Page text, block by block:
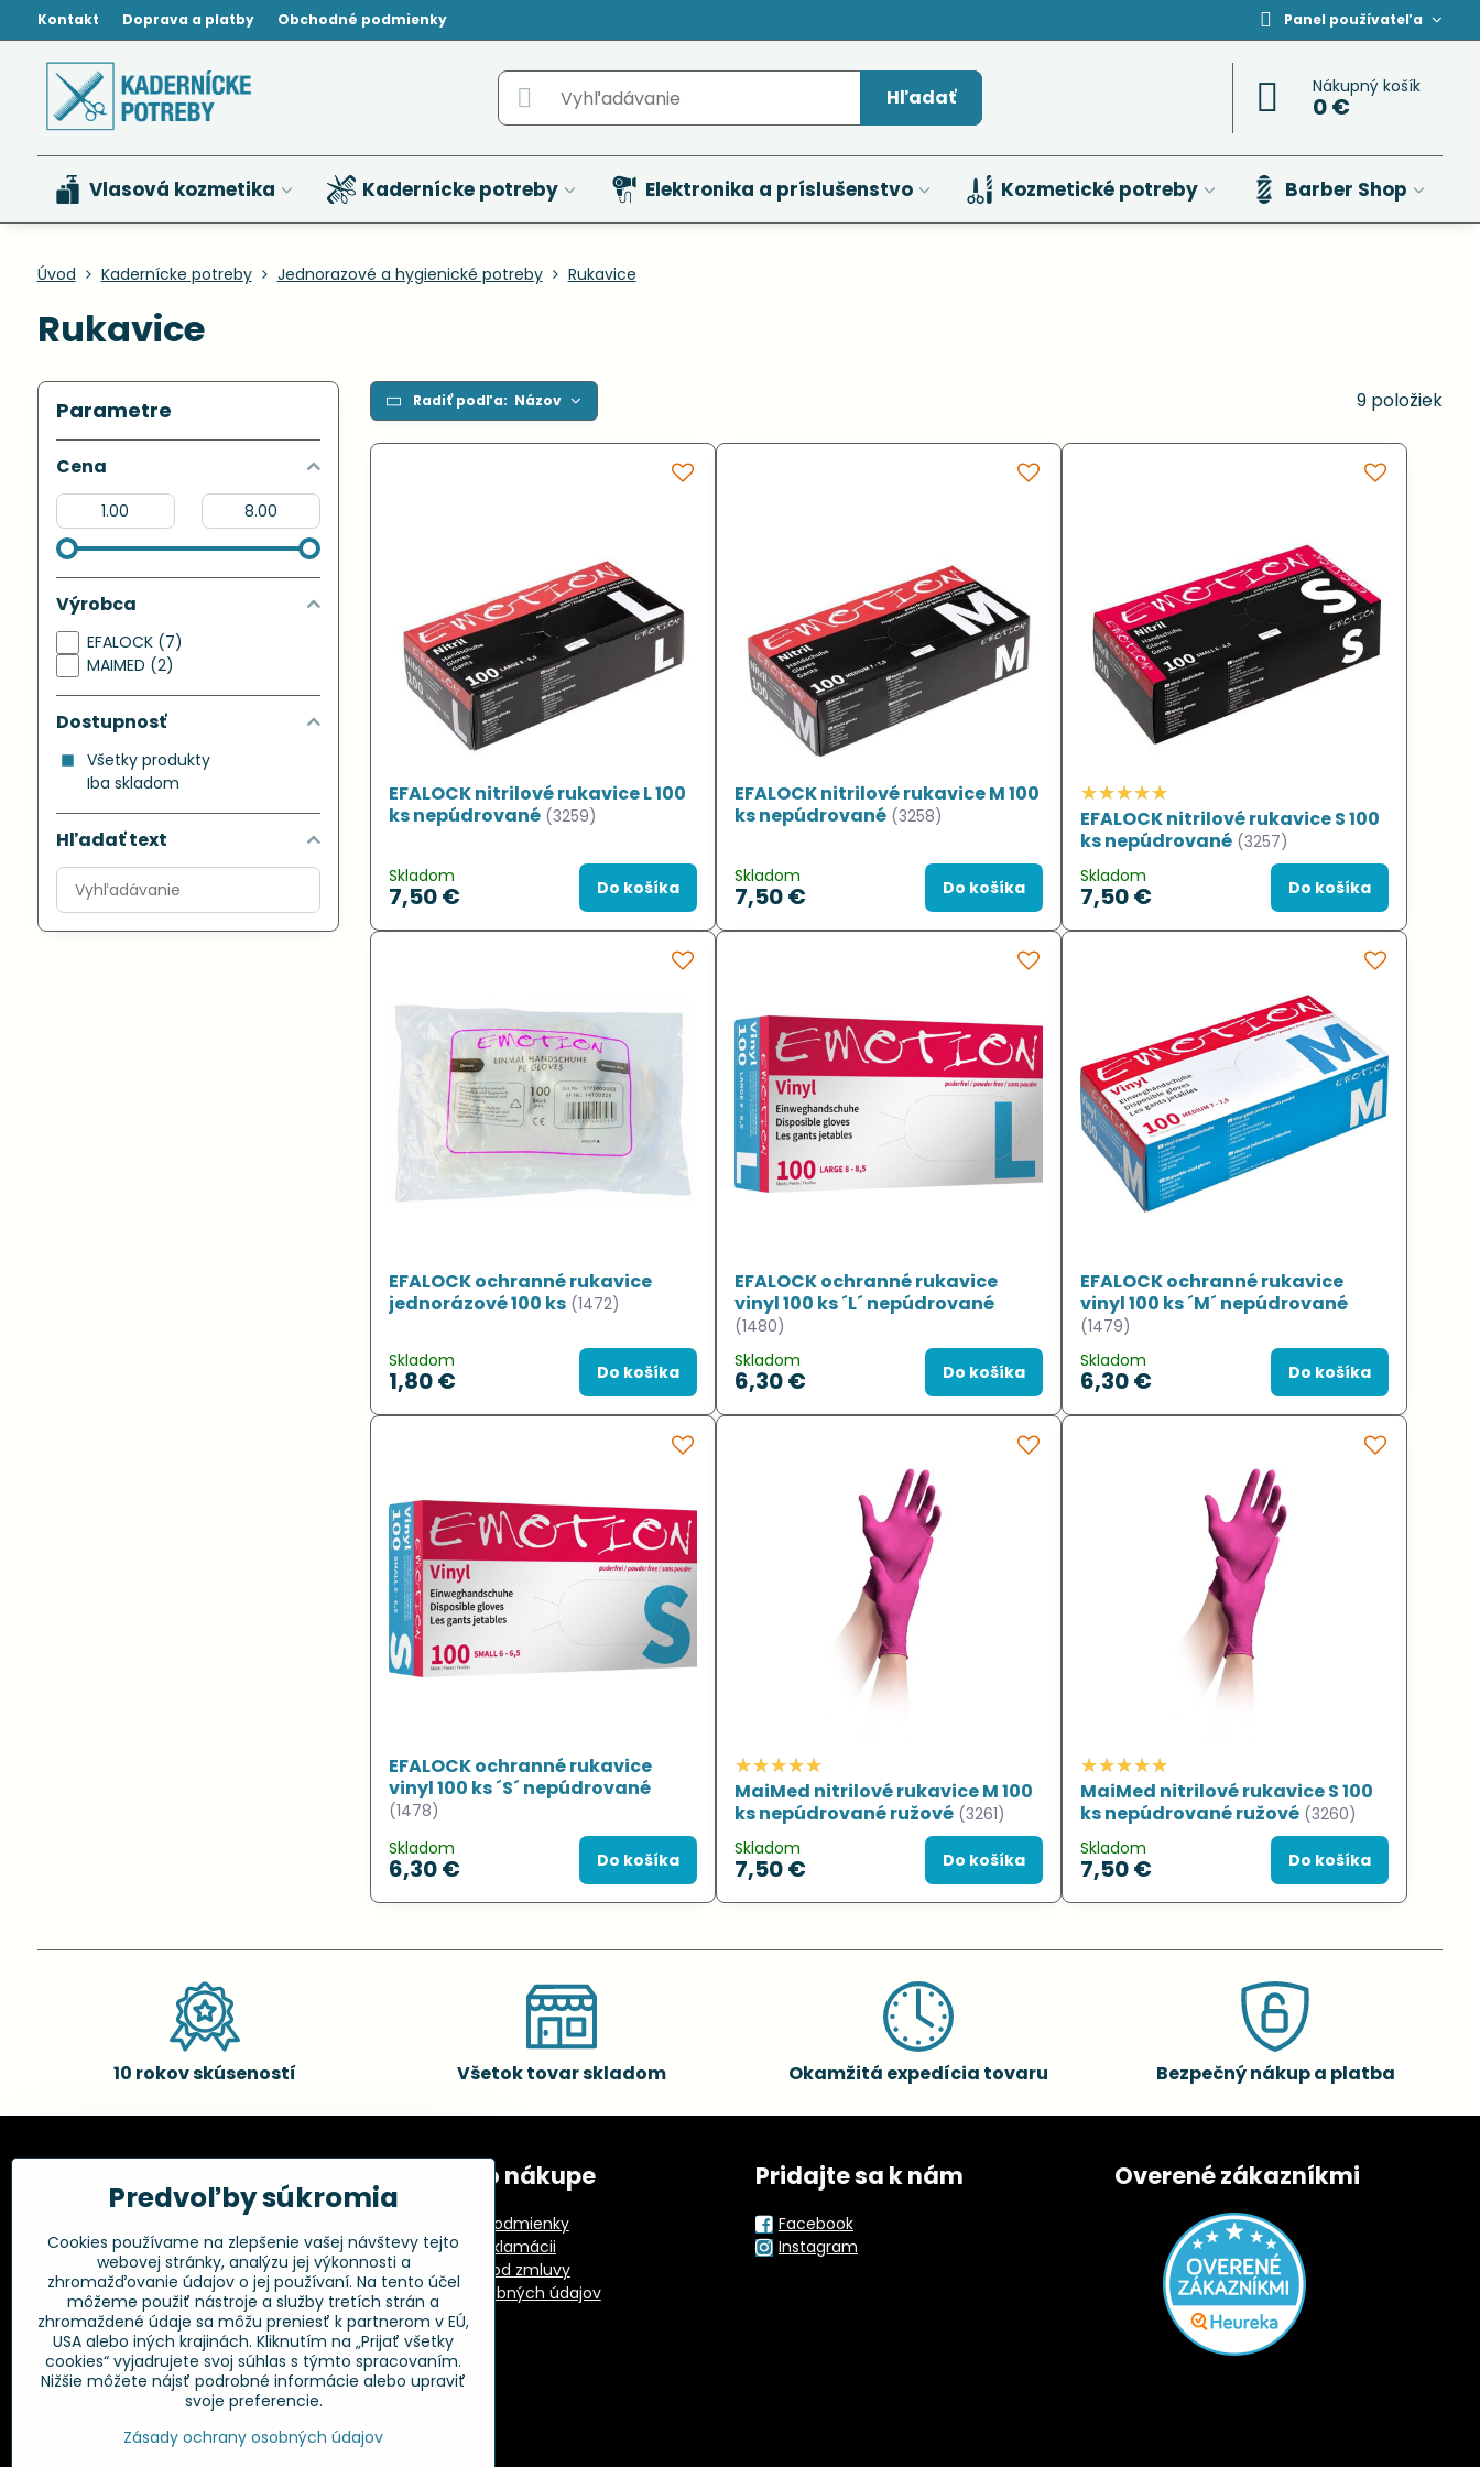
Kontakt Doprava a platby Obchodné podmienky Panel používateľa
Hľadať Nákupný košík
0 €
Vlasová kozmetika Kadernícke potreby Elektronika a príslušenstvo Kozmetické potreby Barber Shop
Úvod Kadernícke potreby Jednorazové a hygienické potreby Rukavice
Rukavice
Radiť podľa: Názov 9 položiek
EFALOCK nitrilové rukavice L 100
ks nepúdrované (3259)
Skladom
7,50 € Do košíka
EFALOCK nitrilové rukavice M 100
ks nepúdrované (3258)
Skladom
7,50 € Do košíka
EFALOCK nitrilové rukavice S 100
ks nepúdrované (3257)
Skladom
7,50 € Do košíka
EFALOCK ochranné rukavice
jednorázové 100 ks (1472)
Skladom
1,80 € Do košíka
EFALOCK ochranné rukavice
vinyl 100 ks ´L´ nepúdrované
(1480)
Skladom
6,30 € Do košíka
EFALOCK ochranné rukavice
vinyl 100 ks ´M´ nepúdrované
(1479)
Skladom
6,30 € Do košíka
EFALOCK ochranné rukavice
vinyl 100 ks ´S´ nepúdrované
(1478)
Skladom
6,30 € Do košíka
MaiMed nitrilové rukavice M 100
ks nepúdrované ružové (3261)
Skladom
7,50 € Do košíka
MaiMed nitrilové rukavice S 100
ks nepúdrované ružové (3260)
Skladom
7,50 € Do košíka
Parametre
Cena
Od:
Do:
Výrobca
EFALOCK (7)
MAIMED (2)
Dostupnosť
Všetky produkty
Iba skladom
Hľadať text
Prehľadať
výsledky
filtra
10 rokov skúseností Všetok tovar skladom Okamžitá expedícia tovaru Bezpečný nákup a platba
Kadernícke potreby, s.r.o.
Fakturačné údaje:
Kadernícke potreby, s.r.o.
Klincová 37
821 08 Bratislava
+421 948 014 333
info​@kadernickepotreby​.sk
Objednávky
Všetko o nákupe
Obchodné podmienky
Postup pri reklamácii
Odstúpenie od zmluvy
Ochrana osobných údajov
GPSR
Pridajte sa k nám
Facebook
Instagram
Overené zákazníkmi
Predvoľby súkromia
Cookies používame na zlepšenie vašej návštevy tejto
webovej stránky, analýzu jej výkonnosti a
zhromažďovanie údajov o jej používaní. Na tento účel
môžeme použiť nástroje a služby tretích strán a
zhromaždené údaje sa môžu preniesť k partnerom v EÚ,
USA alebo iných krajinách. Kliknutím na „Prijať všetky
cookies“ vyjadrujete svoj súhlas s týmto spracovaním.
Nižšie môžete nájsť podrobné informácie alebo upraviť
svoje preferencie.
Zásady ochrany osobných údajov